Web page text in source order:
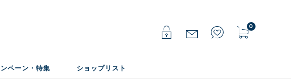
0
ペーン・特集 ショップリスト